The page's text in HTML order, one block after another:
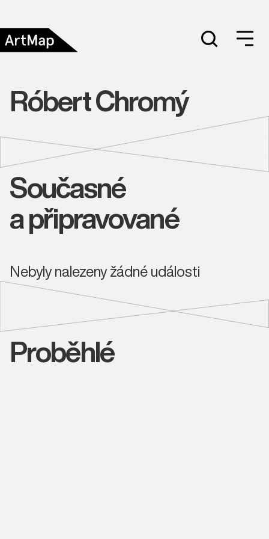
Róbert Chromý
Současné
a připravované
Nebyly nalezeny žádné události
Proběhlé